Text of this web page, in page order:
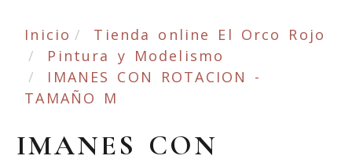
Inicio
Tienda online El Orco Rojo
Pintura y Modelismo
IMANES CON ROTACION -
TAMAÑO M
IMANES CON